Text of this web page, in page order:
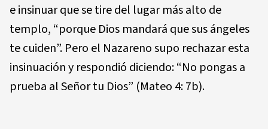
e insinuar que se tire del lugar más alto de
templo, “porque Dios mandará que sus ángeles
te cuiden”. Pero el Nazareno supo rechazar esta
insinuación y respondió diciendo: “No pongas a
prueba al Señor tu Dios” (Mateo 4: 7b).